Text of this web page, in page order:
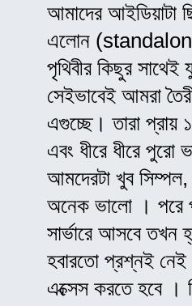
আমাদের আইডিয়াটা
এলোন
পৃথিবীর কিছুর
সেইভাবেই আমরা
এগুচ্ছে। তারা প্রায়
এবং ধীরে ধীরে পুরো
আমদেরটা খুব
অনেক ভালো । পরে
সার্ভারে আসবে তখন
হবারতো প্রশ্নই নেই
এক্সেস করতে হবে ।